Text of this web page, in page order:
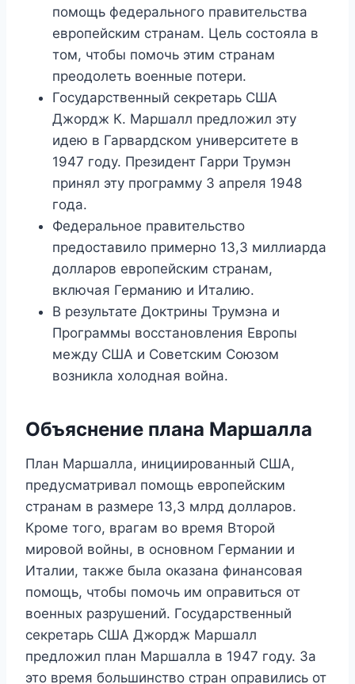
помощь федерального правительства
европейским странам. Цель состояла в
том, чтобы помочь этим странам
преодолеть военные потери.
Государственный секретарь США
Джордж К. Маршалл предложил эту
идею в Гарвардском университете в
1947 году. Президент Гарри Трумэн
принял эту программу 3 апреля 1948
года.
Федеральное правительство
предоставило примерно 13,3 миллиарда
долларов европейским странам,
включая Германию и Италию.
В результате Доктрины Трумэна и
Программы восстановления Европы
между США и Советским Союзом
возникла холодная война.
Объяснение плана Маршалла
План Маршалла, инициированный США,
предусматривал помощь европейским
странам в размере 13,3 млрд долларов.
Кроме того, врагам во время Второй
мировой войны, в основном Германии и
Италии, также была оказана финансовая
помощь, чтобы помочь им оправиться от
военных разрушений. Государственный
секретарь США Джордж Маршалл
предложил план Маршалла в 1947 году. За
это время большинство стран оправились от